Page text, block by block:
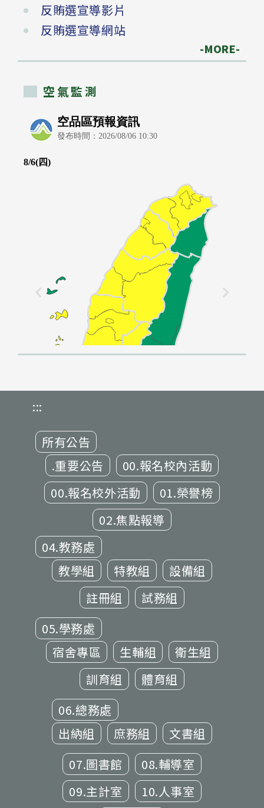
反賄選宣導影片
反賄選宣導網站
-MORE-
空氣監測
:::
所有公告
.重要公告
00.報名校內活動
00.報名校外活動
01.榮譽榜
02.焦點報導
04.教務處
教學組
特教組
設備組
註冊組
試務組
05.學務處
宿舍專區
生輔組
衛生組
訓育組
體育組
06.總務處
出納組
庶務組
文書組
07.圖書館
08.輔導室
09.主計室
10.人事室